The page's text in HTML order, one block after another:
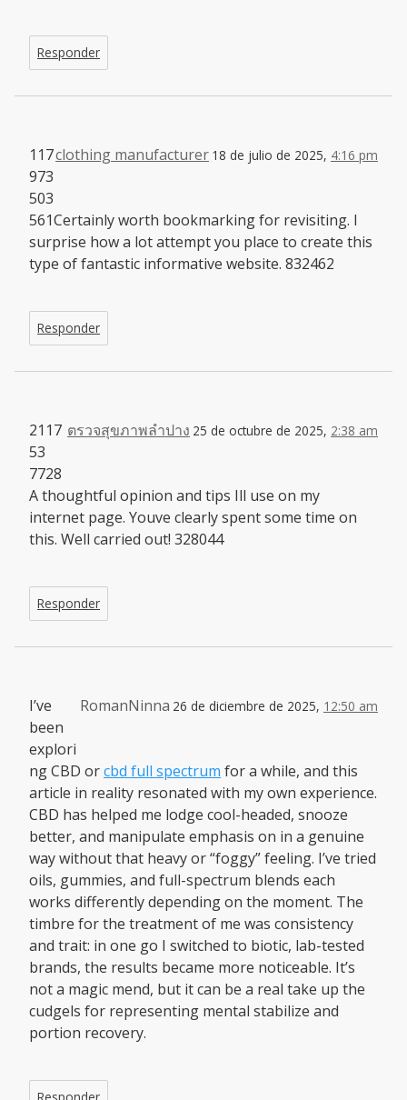
Responder
clothing manufacturer 18 de julio de 2025, 4:16 pm
117
973
503
561Certainly worth bookmarking for revisiting. I
surprise how a lot attempt you place to create this
type of fantastic informative website. 832462
Responder
ตรวจสุขภาพลำปาง 25 de octubre de 2025, 2:38 am
2117
53
7728
A thoughtful opinion and tips Ill use on my
internet page. Youve clearly spent some time on
this. Well carried out! 328044
Responder
RomanNinna 26 de diciembre de 2025, 12:50 am
I’ve
been
explori
ng CBD orcbd full spectrum for a while, and this
article in reality resonated with my own experience.
CBD has helped me lodge cool-headed, snooze
better, and manipulate emphasis on in a genuine
way without that heavy or “foggy” feeling. I’ve tried
oils, gummies, and full-spectrum blends each
works differently depending on the moment. The
timbre for the treatment of me was consistency
and trait: in one go I switched to biotic, lab-tested
brands, the results became more noticeable. It’s
not a magic mend, but it can be a real take up the
cudgels for representing mental stabilize and
portion recovery.